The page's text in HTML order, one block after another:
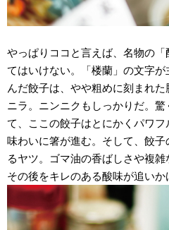
やっぱりココと言えば、名物の
てはいけない。「楼蘭」の文字
んだ餃子は、やや粗めに刻まれ
ニラ。ニンニクもしっかりだ。
て、ここの餃子はとにかくパワ
味わいに箸が進む。そして、餃
るヤツ。ゴマ油の香ばしさや複雑
その後をキレのある酸味が追いか